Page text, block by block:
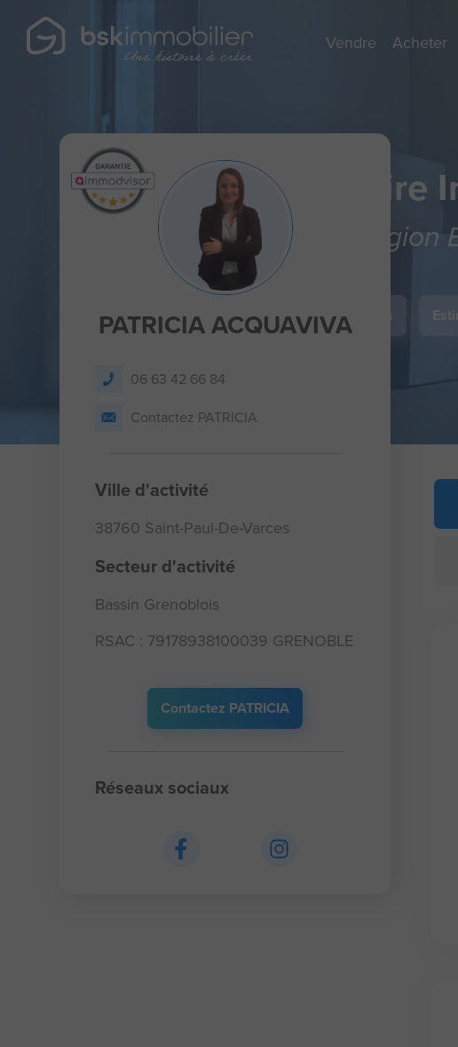
Vendre Acheter
Agent Mandataire
Spécialiste de la région
Je dépose un avis
PATRICIA ACQUAVIVA
06 63 42 66 84
Contactez PATRICIA
Ville d'activité
38760 Saint-Paul-De-Varces
Secteur d'activité
Bassin Grenoblois
RSAC : 79178938100039 GRENOBLE
Contactez PATRICIA
Réseaux sociaux